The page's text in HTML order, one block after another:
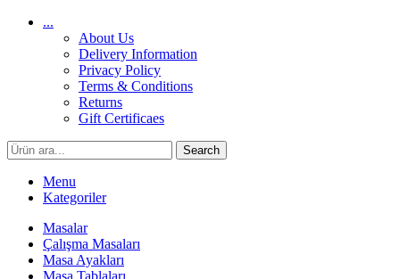
...
About Us
Delivery Information
Privacy Policy
Terms & Conditions
Returns
Gift Certificaes
Search
Menu
Kategoriler
Masalar
Çalışma Masaları
Masa Ayakları
Masa Tablaları